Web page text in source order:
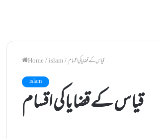
Home/islam/قیاس کے قضایا کی اقسام
islam
قیاس کے قضایا کی اقسام